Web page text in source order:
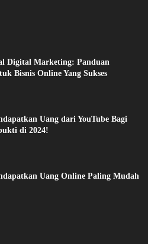
Digital Marketing: Panduan
Bisnis Online Yang Sukses
Uang dari YouTube Bagi
di 2024!
Uang Online Paling Mudah